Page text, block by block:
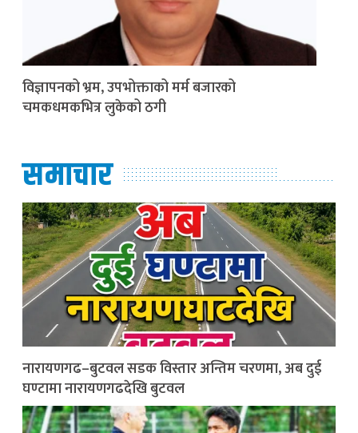
विज्ञापनको भ्रम, उपभोक्ताको मर्म बजारको
चमकधमकभित्र लुकेको ठगी
समाचार
नारायणगढ–बुटवल सडक विस्तार अन्तिम चरणमा, अब दुई
घण्टामा नारायणगढदेखि बुटवल